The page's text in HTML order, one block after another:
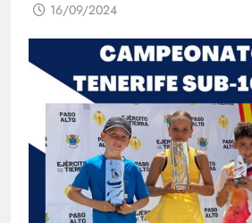
16/09/2024